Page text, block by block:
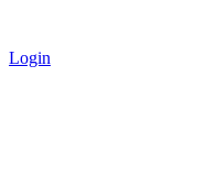
Login